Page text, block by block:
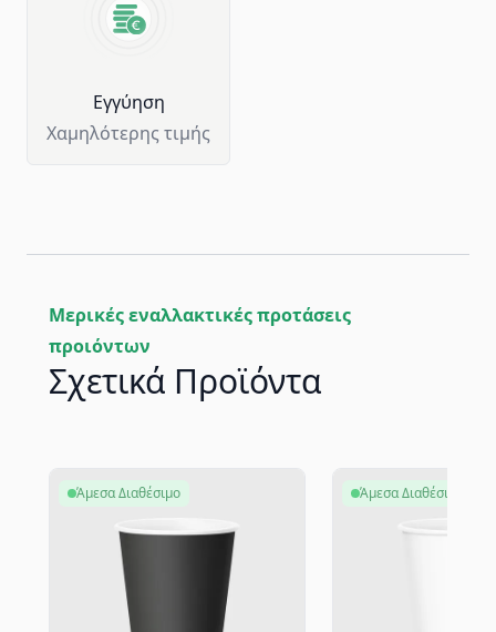
Eγγύηση
Χαμηλότερης τιμής
Μερικές εναλλακτικές προτάσεις
προιόντων
Σχετικά Προϊόντα
Άμεσα Διαθέσιμο Άμεσα Διαθέσιμο